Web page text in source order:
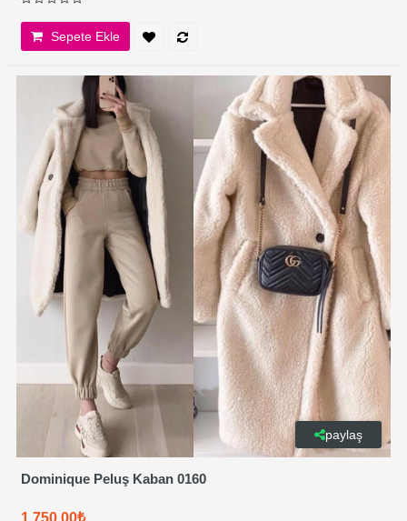
Sepete Ekle
paylaş
Dominique Peluş Kaban 0160
1.750,00₺